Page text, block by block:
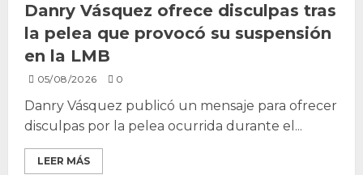
Danry Vásquez ofrece disculpas tras
la pelea que provocó su suspensión
en la LMB
05/08/2026 0
Danry Vásquez publicó un mensaje para ofrecer
disculpas por la pelea ocurrida durante el...
LEER MÁS